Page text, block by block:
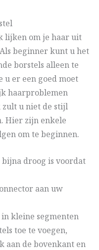
lijken om je haar uit
beginner kunt u het
borstels alleen te
u er een goed moet
haarproblemen
u niet de stijl
Hier zijn enkele
om te beginnen.
droog is voordat
aan uw
kleine segmenten
toe te voegen,
aan de bovenkant en